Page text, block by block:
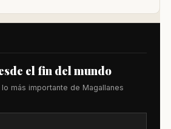
el fin del mundo
lo más importante de Magallanes